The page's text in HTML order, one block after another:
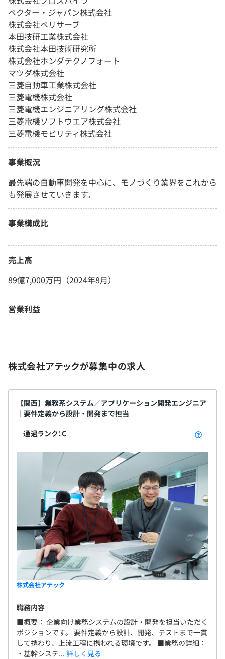
ベクター・ジャパン株式会社
株式会社ベリサーブ
本田技研工業株式会社
株式会社本田技術研究所
株式会社ホンダテクノフォート
マツダ株式会社
三菱自動車工業株式会社
三菱電機株式会社
三菱電機エンジニアリング株式会社
三菱電機ソフトウエア株式会社
三菱電機モビリティ株式会社
事業概況
最先端の自動車開発を中心に、モノづくり業界をこれから
も発展させていきます。
事業構成比
売上高
89億7,000万円（2024年8月）
営業利益
株式会社アテックが募集中の求人
【関西】業務系システム／アプリケーション開発エンジニア
｜要件定義から設計・開発まで担当
通過ランク：C
株式会社アテック
職務内容
■概要： 企業向け業務システムの設計・開発を担当いただく
ポジションです。 要件定義から設計、開発、テストまで一貫
して携わり、上流工程に携われる環境です。 ■業務の詳細：
・基幹システ... 詳しく見る